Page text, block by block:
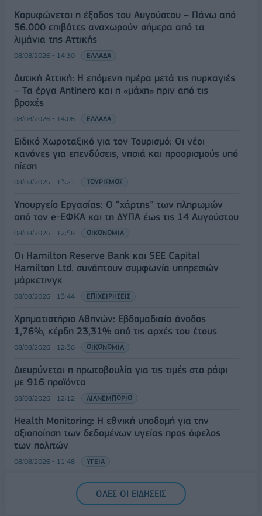
Κορυφώνεται η έξοδος του Αυγούστου – Πάνω από
56.000 επιβάτες αναχωρούν σήμερα από τα
λιμάνια της Αττικής
08/08/2026 - 14:30 ΕΛΛΑΔΑ
Δυτική Αττική: Η επόμενη ημέρα μετά τις πυρκαγιές
– Τα έργα Antinero και η «μάχη» πριν από τις
βροχές
08/08/2026 - 14:08 ΕΛΛΑΔΑ
Ειδικό Χωροταξικό για τον Τουρισμό: Οι νέοι
κανόνες για επενδύσεις, νησιά και προορισμούς υπό
πίεση
08/08/2026 - 13:21 ΤΟΥΡΙΣΜΟΣ
Υπουργείο Εργασίας: Ο “χάρτης” των πληρωμών
από τον e-ΕΦΚΑ και τη ΔΥΠΑ έως τις 14 Αυγούστου
08/08/2026 - 12:58 ΟΙΚΟΝΟΜΙΑ
Οι Hamilton Reserve Bank και SEE Capital
Hamilton Ltd. συνάπτουν συμφωνία υπηρεσιών
μάρκετινγκ
08/08/2026 - 13:44 ΕΠΙΧΕΙΡΗΣΕΙΣ
Χρηματιστήριο Αθηνών: Εβδομαδιαία άνοδος
1,76%, κέρδη 23,31% από τις αρχές του έτους
08/08/2026 - 12:36 ΟΙΚΟΝΟΜΙΑ
Διευρύνεται η πρωτοβουλία για τις τιμές στο ράφι
με 916 προϊόντα
08/08/2026 - 12:12 ΛΙΑΝΕΜΠΟΡΙΟ
Health Monitoring: Η εθνική υποδομή για την
αξιοποίηση των δεδομένων υγείας προς όφελος
των πολιτών
08/08/2026 - 11:48 ΥΓΕΙΑ
Ελληνική Αναπτυξιακή Τράπεζα: Με «προίκα» 2 δισ.
ευρώ ανοίγει δρόμο για δάνεια έως 5 δισ. σε
ΟΛΕΣ ΟΙ ΕΙΔΗΣΕΙΣ